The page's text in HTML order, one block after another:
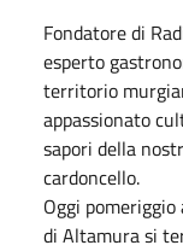
Fondatore di
esperto
territorio
appassionato
sapori della
cardoncello.
Oggi
di Altamura si